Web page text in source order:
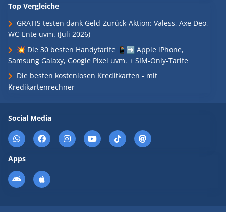
Top Vergleiche
GRATIS testen dank Geld-Zurück-Aktion: Valess, Axe Deo,
WC-Ente uvm. (Juli 2026)
💥 Die 30 besten Handytarife 📱➡️ Apple iPhone,
Samsung Galaxy, Google Pixel uvm. + SIM-Only-Tarife
Die besten kostenlosen Kreditkarten - mit
Kredikartenrechner
Social Media
Apps